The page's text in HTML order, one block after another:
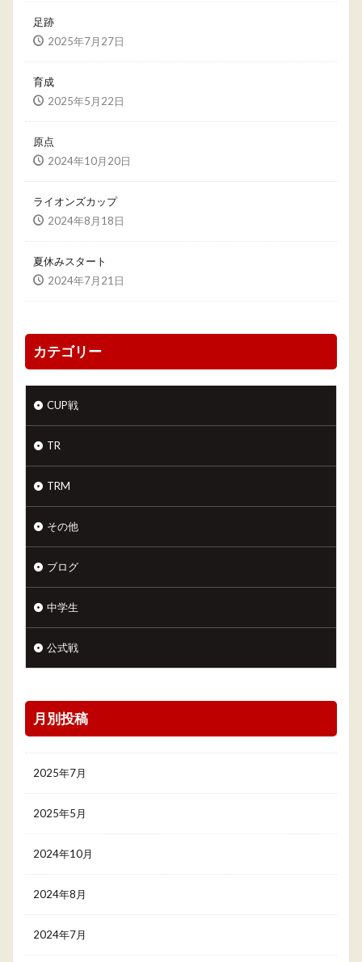
足跡
2025年7月27日
育成
2025年5月22日
原点
2024年10月20日
ライオンズカップ
2024年8月18日
夏休みスタート
2024年7月21日
カテゴリー
CUP戦
TR
TRM
その他
ブログ
中学生
公式戦
月別投稿
2025年7月
2025年5月
2024年10月
2024年8月
2024年7月